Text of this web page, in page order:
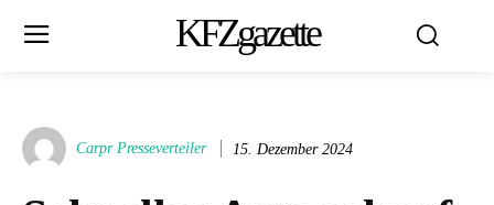
KFZgazette
Carpr Presseverteiler 15. Dezember 2024